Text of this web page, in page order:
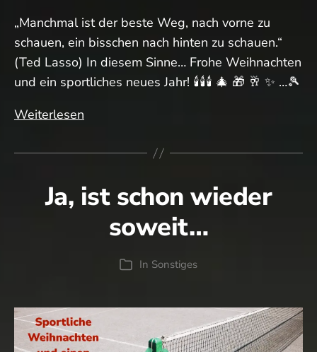
„Manchmal ist der beste Weg, nach vorne zu
schauen, ein bisschen nach hinten zu schauen.“
(Ted Lasso) In diesem Sinne… Frohe Weihnachten
und ein sportliches neues Jahr! 🕯️🕯️🕯️ 🎄 🎁 🥂 ✨ …🎾
Weiterlesen
was
Nachdenken…
Ja, ist schon wieder
soweit…
Kategorien
In Sonstiges